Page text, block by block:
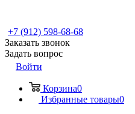
+7 (912) 598-68-68
Заказать звонок
Задать вопрос
Войти
Корзина0
Избранные товары0